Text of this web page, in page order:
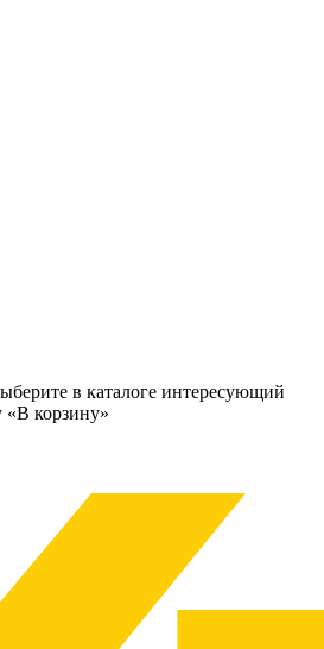
в каталоге интересующий
«В корзину»